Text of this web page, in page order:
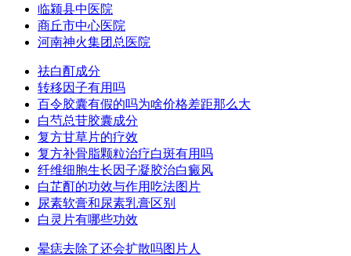
临颍县中医院
商丘市中心医院
河南神火集团总医院
祛白酊成分
转移因子有用吗
百令胶囊有假的吗为啥价格差距那么大
白芍总苷胶囊成分
复方甘草片的疗效
复方补骨脂颗粒治疗白斑有用吗
纤维细胞生长因子凝胶治白癜风
白芷酊的功效与作用吃法图片
尿素软膏和尿素乳膏区别
白灵片有哪些功效
晕痣去除了还会扩散吗图片人